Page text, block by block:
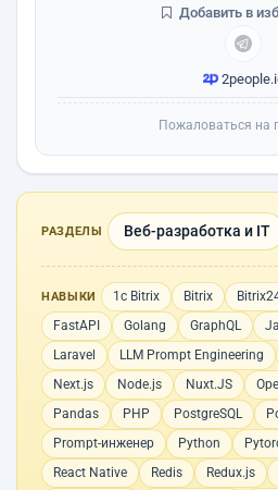
Добавить в
Пожаловаться на
РАЗДЕЛЫ Веб-разработка и IT
НАВЫКИ 1с Bitrix Bitrix
FastAPI
Golang GraphQL
Laravel
LLM Prompt Engineering
Next.js
Node.js Nuxt.JS
Pandas
PHP PostgreSQL
Prompt-инженер
Python
React Native
Redis Redux.js